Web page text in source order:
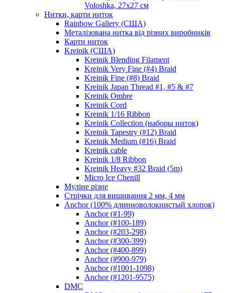
Voloshka, 27х27 см
Нитки, карти ниток
Rainbow Gallery (США)
Металізована нитка від різних виробників
Карти ниток
Kreinik (США)
Kreinik Blending Filament
Kreinik Very Fine (#4) Braid
Kreinik Fine (#8) Braid
Kreinik Japan Thread #1, #5 & #7
Kreinik Ombre
Kreinik Cord
Kreinik 1/16 Ribbon
Kreinik Collection (наборы ниток)
Kreinik Tapestry (#12) Braid
Kreinik Medium (#16) Braid
Kreinik cable
Kreinik 1/8 Ribbon
Kreinik Heavy #32 Braid (5m)
Micro Ice Chenill
Муліне різне
Стрічки для вишивання 2 мм, 4 мм
Anchor (100% длинноволокнистый хлопок)
Anchor (#1-99)
Anchor (#100-189)
Anchor (#203-298)
Anchor (#300-399)
Anchor (#400-899)
Anchor (#900-979)
Anchor (#1001-1098)
Anchor (#1201-9575)
DMC